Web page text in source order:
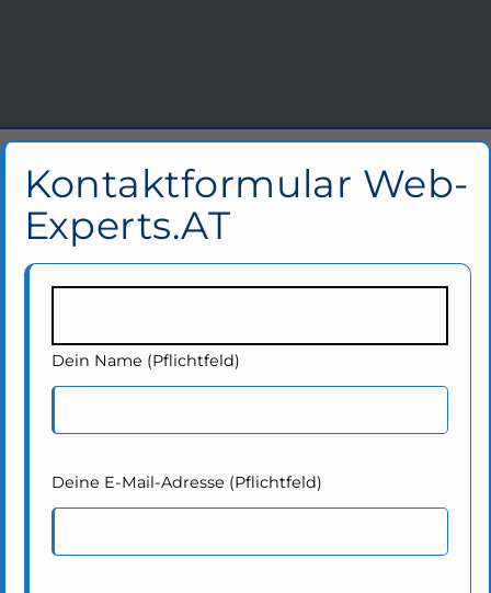
Kontaktformular Web-
Experts.AT
Dein Name (Pflichtfeld)
Deine E-Mail-Adresse (Pflichtfeld)